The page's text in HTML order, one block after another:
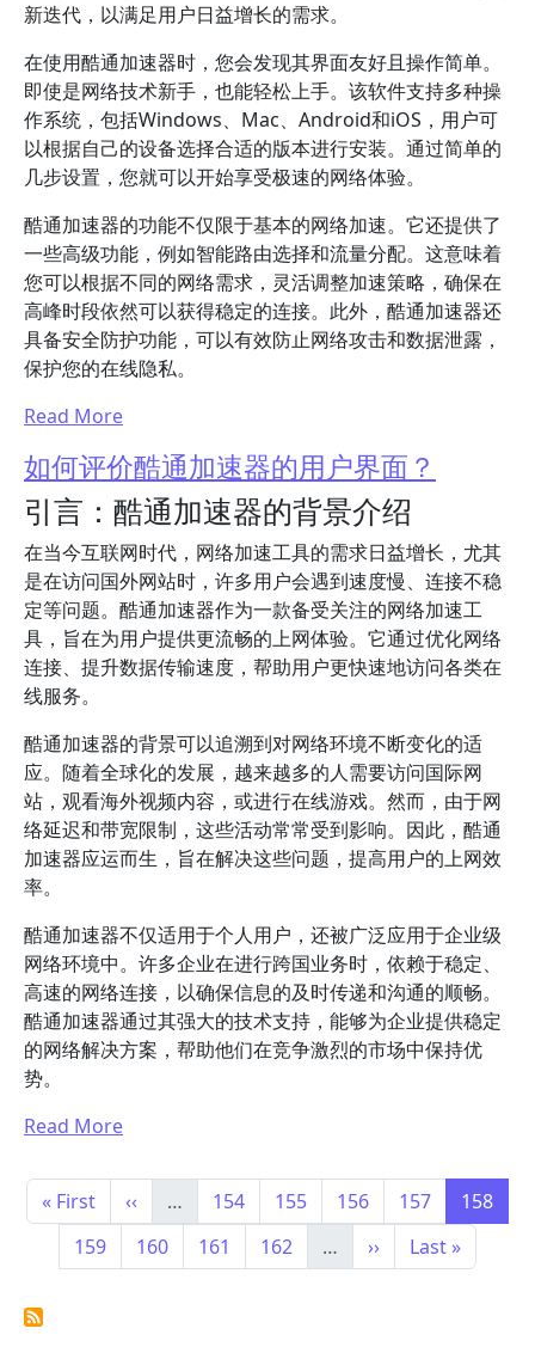
新迭代，以满足用户日益增长的需求。
在使用酷通加速器时，您会发现其界面友好且操作简单。
即使是网络技术新手，也能轻松上手。该软件支持多种操
作系统，包括Windows、Mac、Android和iOS，用户可
以根据自己的设备选择合适的版本进行安装。通过简单的
几步设置，您就可以开始享受极速的网络体验。
酷通加速器的功能不仅限于基本的网络加速。它还提供了
一些高级功能，例如智能路由选择和流量分配。这意味着
您可以根据不同的网络需求，灵活调整加速策略，确保在
高峰时段依然可以获得稳定的连接。此外，酷通加速器还
具备安全防护功能，可以有效防止网络攻击和数据泄露，
保护您的在线隐私。
Read More
如何评价酷通加速器的用户界面？
引言：酷通加速器的背景介绍
在当今互联网时代，网络加速工具的需求日益增长，尤其
是在访问国外网站时，许多用户会遇到速度慢、连接不稳
定等问题。酷通加速器作为一款备受关注的网络加速工
具，旨在为用户提供更流畅的上网体验。它通过优化网络
连接、提升数据传输速度，帮助用户更快速地访问各类在
线服务。
酷通加速器的背景可以追溯到对网络环境不断变化的适
应。随着全球化的发展，越来越多的人需要访问国际网
站，观看海外视频内容，或进行在线游戏。然而，由于网
络延迟和带宽限制，这些活动常常受到影响。因此，酷通
加速器应运而生，旨在解决这些问题，提高用户的上网效
率。
酷通加速器不仅适用于个人用户，还被广泛应用于企业级
网络环境中。许多企业在进行跨国业务时，依赖于稳定、
高速的网络连接，以确保信息的及时传递和沟通的顺畅。
酷通加速器通过其强大的技术支持，能够为企业提供稳定
的网络解决方案，帮助他们在竞争激烈的市场中保持优
势。
Read More
分页
首页
« First 前一页
‹‹ … Page
154 Page
155 Page
156 Page
157 Page
158
Page
159 Page
160 Page
161 Page
162 … 下一页
›› 末页
Last »